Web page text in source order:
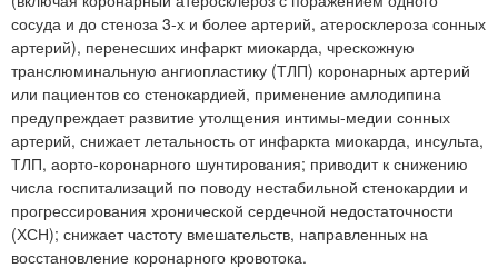
сосуда и до стеноза 3-х и более артерий, атеросклероза сонных
артерий), перенесших инфаркт миокарда, чрескожную
транслюминальную ангиопластику (ТЛП) коронарных артерий
или пациентов со стенокардией, применение амлодипина
предупреждает развитие утолщения интимы-медии сонных
артерий, снижает летальность от инфаркта миокарда, инсульта,
ТЛП, аорто-коронарного шунтирования; приводит к снижению
числа госпитализаций по поводу нестабильной стенокардии и
прогрессирования хронической сердечной недостаточности
(ХСН); снижает частоту вмешательств, направленных на
восстановление коронарного кровотока.